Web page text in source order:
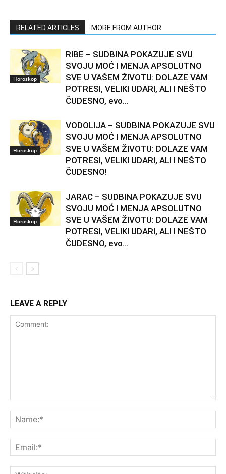
RELATED ARTICLES MORE FROM AUTHOR
Horoskop
RIBE – SUDBINA POKAZUJE SVU
SVOJU MOĆ I MENJA APSOLUTNO
SVE U VAŠEM ŽIVOTU: DOLAZE VAM
POTRESI, VELIKI UDARI, ALI I NEŠTO
ČUDESNO, evo...
Horoskop
VODOLIJA – SUDBINA POKAZUJE SVU
SVOJU MOĆ I MENJA APSOLUTNO
SVE U VAŠEM ŽIVOTU: DOLAZE VAM
POTRESI, VELIKI UDARI, ALI I NEŠTO
ČUDESNO!
Horoskop
JARAC – SUDBINA POKAZUJE SVU
SVOJU MOĆ I MENJA APSOLUTNO
SVE U VAŠEM ŽIVOTU: DOLAZE VAM
POTRESI, VELIKI UDARI, ALI I NEŠTO
ČUDESNO, evo...
LEAVE A REPLY